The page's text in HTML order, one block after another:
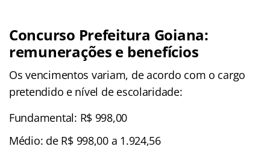
Concurso Prefeitura Goiana:
remunerações e benefícios
Os vencimentos variam, de acordo com o cargo
pretendido e nível de escolaridade:
Fundamental: R$ 998,00
Médio: de R$ 998,00 a 1.924,56